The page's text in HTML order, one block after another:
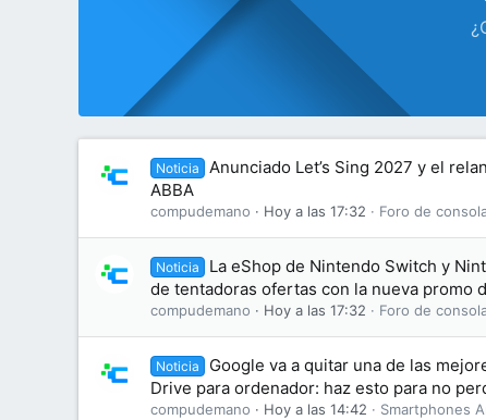
Noticia
Anunciado Let’s Sing 2027 y el
ABBA
compudemano Hoy a las 17:32 Foro de
Noticia
La eShop de Nintendo Switch y
de tentadoras ofertas con la nueva promo
compudemano Hoy a las 17:32 Foro de
Noticia
Google va a quitar una de las
Drive para ordenador: haz esto para no
compudemano Hoy a las 14:42 Smartphones